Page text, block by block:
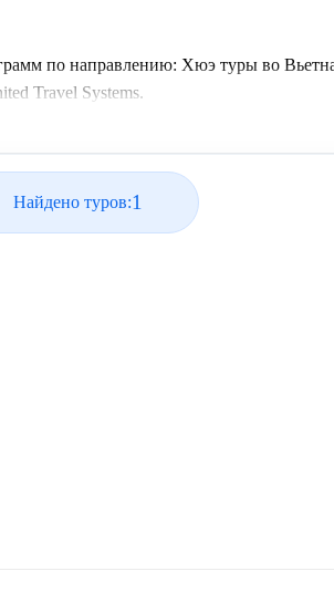
по направлению: Хюэ туры во
Travel Systems.
Найдено туров:1